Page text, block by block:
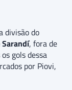
divisão do
, fora de
os gols dessa
por Piovi,